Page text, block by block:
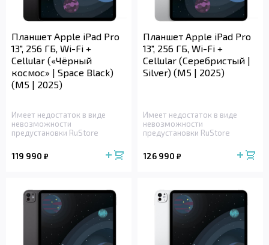
Планшет Apple iPad Pro
13", 256 ГБ, Wi-Fi +
Cellular («Чёрный
космос» | Space Black)
(M5 | 2025)
Имеет недостаток в виде
невозможности
предустановки RuStore
119 990 ₽
Планшет Apple iPad Pro
13", 256 ГБ, Wi-Fi +
Cellular (Серебристый |
Silver) (M5 | 2025)
Имеет недостаток в виде
невозможности
предустановки RuStore
126 990 ₽